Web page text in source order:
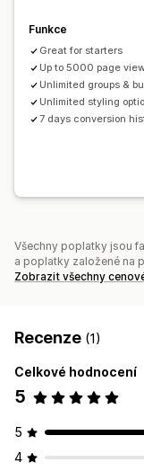
Vstupní stránky
Funkce
Great for starters
Up to 5000 page
Unlimited groups &
Unlimited styling
7 days conversion
Všechny poplatky jsou
a poplatky založené na
Zobrazit všechny
Recenze (1)
Celkové hodnocení
5
5
4